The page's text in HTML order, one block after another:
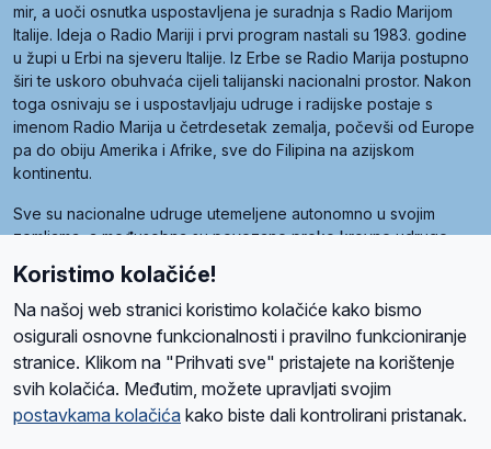
mir, a uoči osnutka uspostavljena je suradnja s Radio Marijom
Italije. Ideja o Radio Mariji i prvi program nastali su 1983. godine
u župi u Erbi na sjeveru Italije. Iz Erbe se Radio Marija postupno
širi te uskoro obuhvaća cijeli talijanski nacionalni prostor. Nakon
toga osnivaju se i uspostavljaju udruge i radijske postaje s
imenom Radio Marija u četrdesetak zemalja, počevši od Europe
pa do obiju Amerika i Afrike, sve do Filipina na azijskom
kontinentu.
Sve su nacionalne udruge utemeljene autonomno u svojim
zemljama, a međusobna su povezane preko krovne udruge
Radio Maria). Svjetsku obitelj utemeljilo je sedam članica, među
kojima je i hrvatska Udruga Radio Marija.
O namaRadio ProgramVolonteriPrijateljiKontaktPravila privatnosti
Koristimo kolačiće!
Na našoj web stranici koristimo kolačiće kako bismo
osigurali osnovne funkcionalnosti i pravilno funkcioniranje
stranice. Klikom na "Prihvati sve" pristajete na korištenje
svih kolačića. Međutim, možete upravljati svojim
postavkama kolačića kako biste dali kontrolirani pristanak.